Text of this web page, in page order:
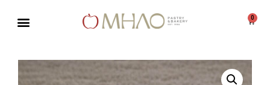
περιεχόμενο
0